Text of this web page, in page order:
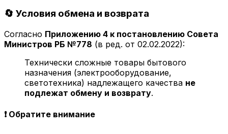
🔄 Условия обмена и возврата
Согласно Приложению 4 к постановлению Совета
Министров РБ №778 (в ред. от 02.02.2022):
Технически сложные товары бытового
назначения (электрооборудование,
светотехника) надлежащего качества не
подлежат обмену и возврату.
❗ Обратите внимание